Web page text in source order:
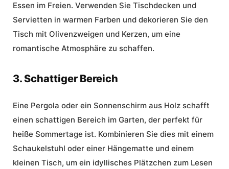
Essen im Freien. Verwenden Sie Tischdecken und
Servietten in warmen Farben und dekorieren Sie den
Tisch mit Olivenzweigen und Kerzen, um eine
romantische Atmosphäre zu schaffen.
3. Schattiger Bereich
Eine Pergola oder ein Sonnenschirm aus Holz schafft
einen schattigen Bereich im Garten, der perfekt für
heiße Sommertage ist. Kombinieren Sie dies mit einem
Schaukelstuhl oder einer Hängematte und einem
kleinen Tisch, um ein idyllisches Plätzchen zum Lesen